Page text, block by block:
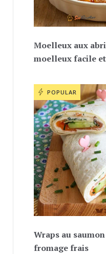
Moelleux aux
moelleux facile
POPULAR
Wraps au
fromage frais